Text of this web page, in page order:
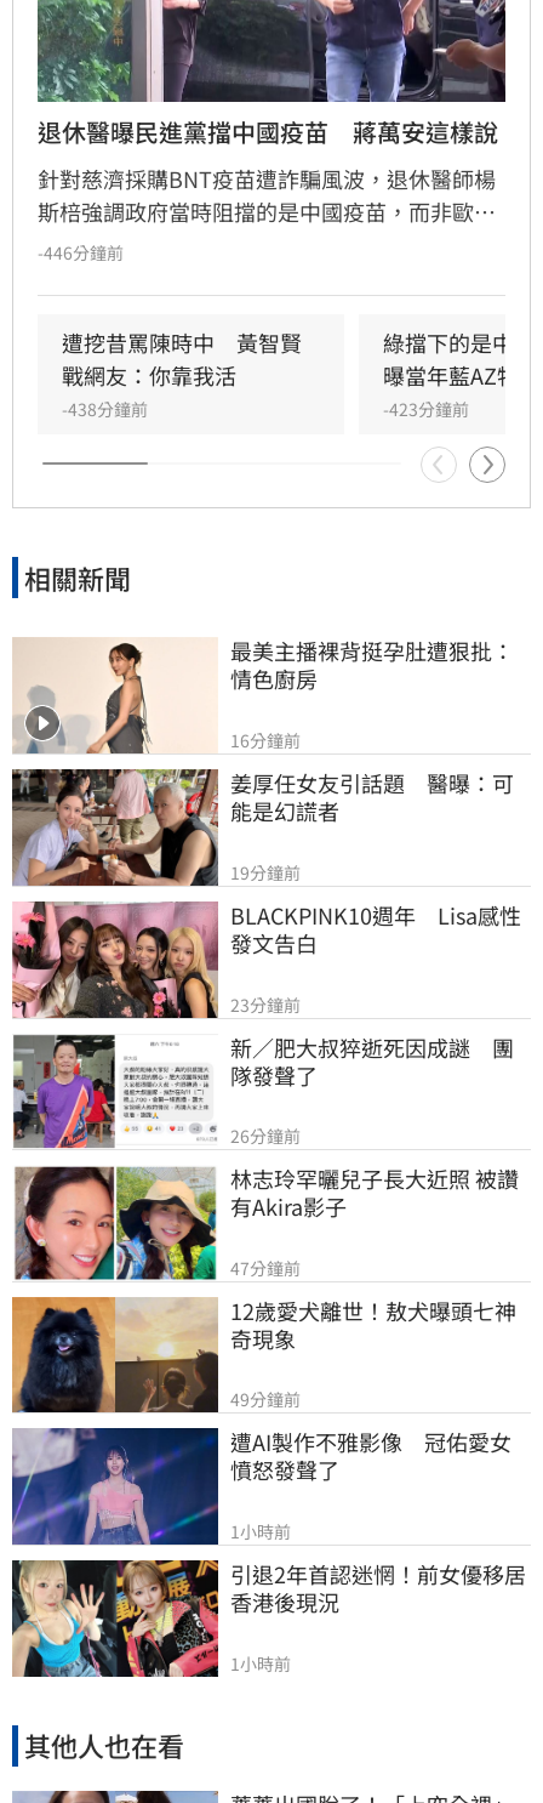
退休醫曝民進黨擋中國疫苗　蔣萬安這樣說
針對慈濟採購BNT疫苗遭詐騙風波，退休醫師楊
斯棓強調政府當時阻擋的是中國疫苗，而非歐美
疫苗。然而，台北市長蔣萬安則反駁，指出疫情
-446分鐘前
遭挖昔罵陳時中　黃智賢
戰網友：你靠我活
-438分鐘前
綠擋下的是中
曝當年藍AZ特
-423分鐘前
相關新聞
最美主播裸背挺孕肚遭狠批：
情色廚房
16分鐘前
姜厚任女友引話題　醫曝：可
能是幻謊者
19分鐘前
BLACKPINK10週年　Lisa感性
發文告白
23分鐘前
新／肥大叔猝逝死因成謎　團
隊發聲了
26分鐘前
林志玲罕曬兒子長大近照 被讚
有Akira影子
47分鐘前
12歲愛犬離世！敖犬曝頭七神
奇現象
49分鐘前
遭AI製作不雅影像　冠佑愛女
憤怒發聲了
1小時前
引退2年首認迷惘！前女優移居
香港後現況
1小時前
其他人也在看